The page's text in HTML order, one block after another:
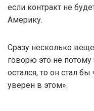
если контракт не
Америку.
Сразу несколько
говорю это не
остался, то он стал
уверен в этом».